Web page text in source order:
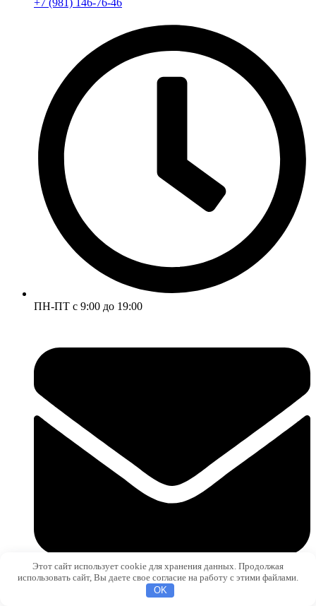
ПН-ПТ с 9:00 до 19:00
Этот сайт использует cookie для хранения данных. Продолжая
использовать сайт, Вы даете свое согласие на работу с этими файлами.
OK